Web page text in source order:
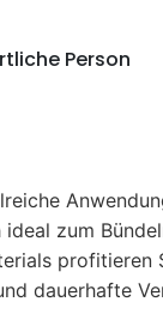
Person
zum
profitieren
dauerhafte